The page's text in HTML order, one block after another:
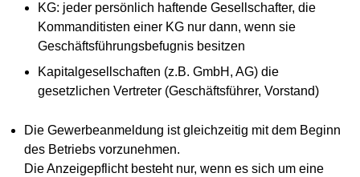
KG: jeder persönlich haftende Gesellschafter, die
Kommanditisten einer KG nur dann, wenn sie
Geschäftsführungsbefugnis besitzen
Kapitalgesellschaften (z.B. GmbH, AG) die
gesetzlichen Vertreter (Geschäftsführer, Vorstand)
Die Gewerbeanmeldung ist gleichzeitig mit dem Beginn
des Betriebs vorzunehmen.
Die Anzeigepflicht besteht nur, wenn es sich um eine